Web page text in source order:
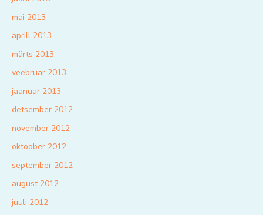
mai 2013
aprill 2013
märts 2013
veebruar 2013
jaanuar 2013
detsember 2012
november 2012
oktoober 2012
september 2012
august 2012
juuli 2012